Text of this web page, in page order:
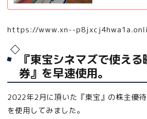
https://www.xn--
『東宝シネマズで使え
券』を早速使用。
2022年2月に頂いた『東宝』の株主優
を使用してみました。